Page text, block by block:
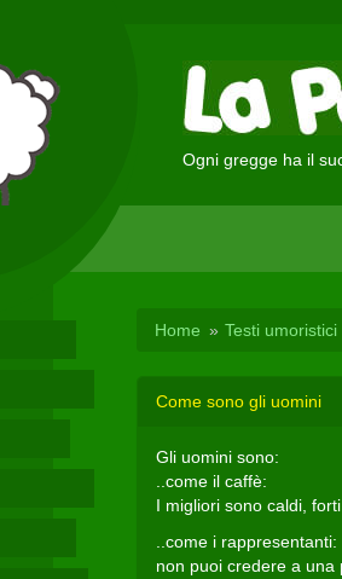
Ogni gregge ha il
Home Testi umoristici
Come sono gli uomini
Gli uomini sono:
..come il caffè:
I migliori sono caldi,
..come i rappresentanti:
non puoi credere a una